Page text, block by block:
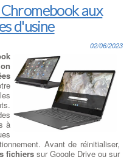
aux
d'usine
02/06/2023
à
Avant de réinitialiser,
fichiers sur Google Drive ou sur